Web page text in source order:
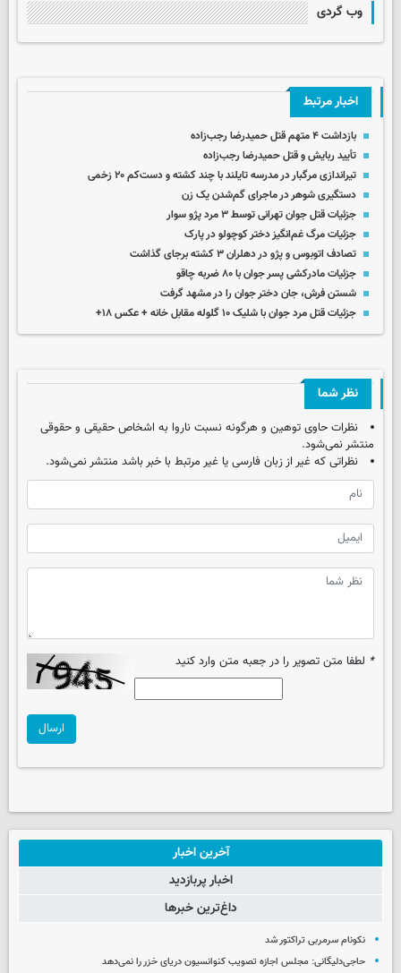
وب گردی
اخبار مرتبط
بازداشت ۴ متهم قتل حمیدرضا رجب‌زاده
تأیید ربایش و قتل حمیدرضا رجب‌زاده
تیراندازی مرگبار در مدرسه‌ تایلند با چند کشته و دست‌کم ۲۰ زخمی
دستگیری شوهر در ماجرای گم‌شدن یک زن
جزئیات قتل جوان تهرانی توسط ۳ مرد پژو سوار
جزئیات مرگ غم‌انگیز دختر کوچولو در پارک
تصادف اتوبوس و پژو در دهلران ۳ کشته برجای گذاشت
جزئیات مادرکشی پسر جوان با ۸۰ ضربه چاقو
شستن فرش، جان دختر جوان را در مشهد گرفت
جزئیات قتل مرد جوان با شلیک ۱۰ گلوله مقابل خانه + عکس ۱۸+
نظر شما
نظرات حاوی توهین و هرگونه نسبت ناروا به اشخاص حقیقی و حقوقی
منتشر نمی‌شود.
نظراتی که غیر از زبان فارسی یا غیر مرتبط با خبر باشد منتشر نمی‌شود.
* لطفا متن تصویر را در جعبه متن وارد کنید
ارسال
آخرین اخبار
اخبار پربازدید
داغ‌ترین خبرها
نکونام سرمربی تراکتور شد
حاجی‌دلیگانی: مجلس اجازه تصویب کنوانسیون دریای خزر را نمی‌دهد